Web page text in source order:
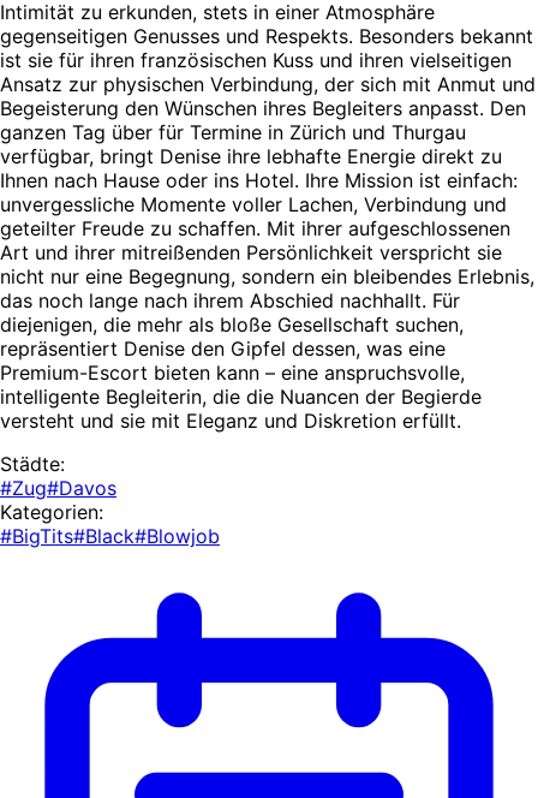
Intimität zu erkunden, stets in einer Atmosphäre
gegenseitigen Genusses und Respekts. Besonders bekannt
ist sie für ihren französischen Kuss und ihren vielseitigen
Ansatz zur physischen Verbindung, der sich mit Anmut und
Begeisterung den Wünschen ihres Begleiters anpasst. Den
ganzen Tag über für Termine in Zürich und Thurgau
verfügbar, bringt Denise ihre lebhafte Energie direkt zu
Ihnen nach Hause oder ins Hotel. Ihre Mission ist einfach:
unvergessliche Momente voller Lachen, Verbindung und
geteilter Freude zu schaffen. Mit ihrer aufgeschlossenen
Art und ihrer mitreißenden Persönlichkeit verspricht sie
nicht nur eine Begegnung, sondern ein bleibendes Erlebnis,
das noch lange nach ihrem Abschied nachhallt. Für
diejenigen, die mehr als bloße Gesellschaft suchen,
repräsentiert Denise den Gipfel dessen, was eine
Premium-Escort bieten kann – eine anspruchsvolle,
intelligente Begleiterin, die die Nuancen der Begierde
versteht und sie mit Eleganz und Diskretion erfüllt.
Städte:
#Zug#Davos
Kategorien:
#BigTits#Black#Blowjob